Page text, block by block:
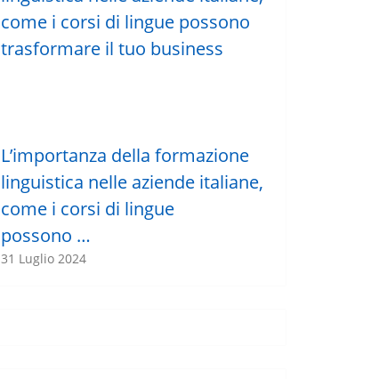
L’importanza della formazione
linguistica nelle aziende italiane,
come i corsi di lingue
possono …
31 Luglio 2024